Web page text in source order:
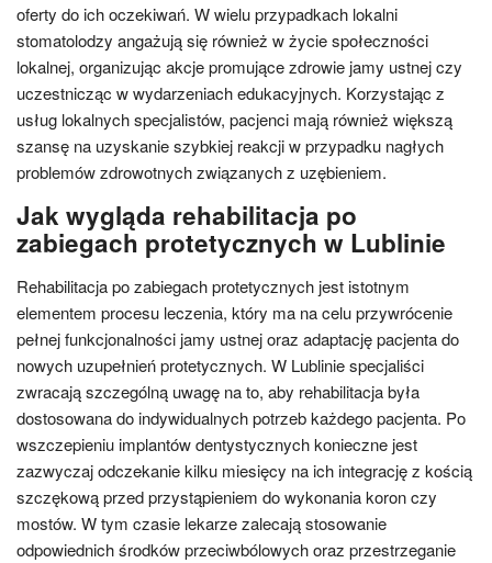
oferty do ich oczekiwań. W wielu przypadkach lokalni
stomatolodzy angażują się również w życie społeczności
lokalnej, organizując akcje promujące zdrowie jamy ustnej czy
uczestnicząc w wydarzeniach edukacyjnych. Korzystając z
usług lokalnych specjalistów, pacjenci mają również większą
szansę na uzyskanie szybkiej reakcji w przypadku nagłych
problemów zdrowotnych związanych z uzębieniem.
Jak wygląda rehabilitacja po
zabiegach protetycznych w Lublinie
Rehabilitacja po zabiegach protetycznych jest istotnym
elementem procesu leczenia, który ma na celu przywrócenie
pełnej funkcjonalności jamy ustnej oraz adaptację pacjenta do
nowych uzupełnień protetycznych. W Lublinie specjaliści
zwracają szczególną uwagę na to, aby rehabilitacja była
dostosowana do indywidualnych potrzeb każdego pacjenta. Po
wszczepieniu implantów dentystycznych konieczne jest
zazwyczaj odczekanie kilku miesięcy na ich integrację z kością
szczękową przed przystąpieniem do wykonania koron czy
mostów. W tym czasie lekarze zalecają stosowanie
odpowiednich środków przeciwbólowych oraz przestrzeganie